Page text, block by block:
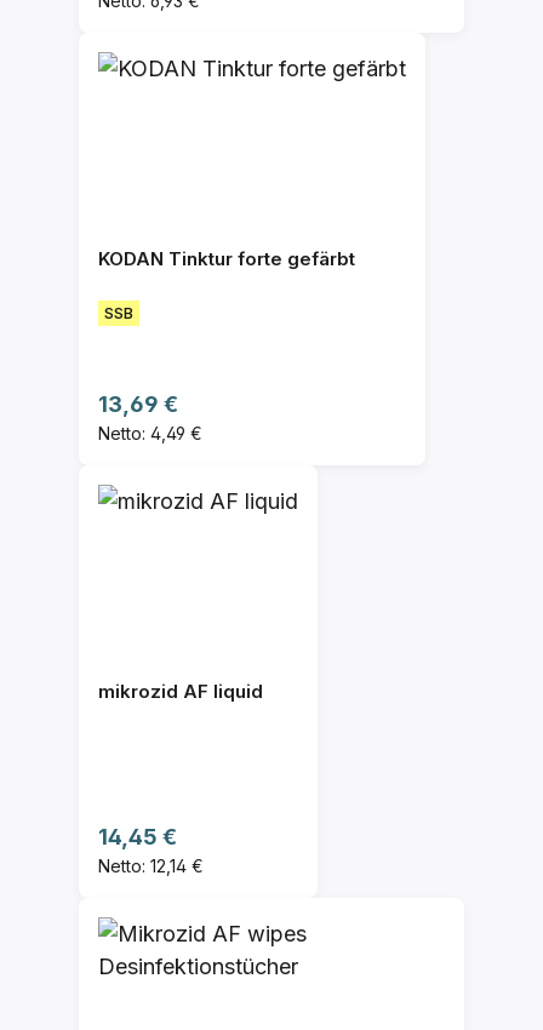
KODAN Tinktur forte gefärbt
SSB
Regulärer Preis:
13,69 €
Netto: 4,49 €
mikrozid AF liquid
Regulärer Preis:
14,45 €
Netto: 12,14 €